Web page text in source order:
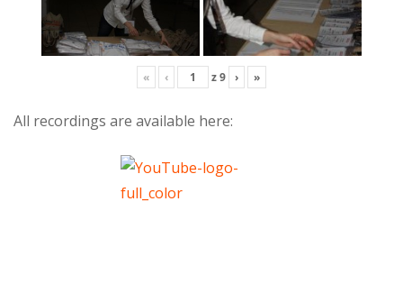
« ‹ z9 › »
All recordings are available here: